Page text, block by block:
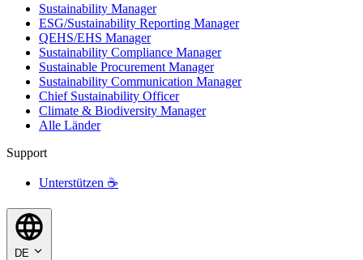
Sustainability Manager
ESG/Sustainability Reporting Manager
QEHS/EHS Manager
Sustainability Compliance Manager
Sustainable Procurement Manager
Sustainability Communication Manager
Chief Sustainability Officer
Climate & Biodiversity Manager
Alle Länder
Support
Unterstützen ☕
DE